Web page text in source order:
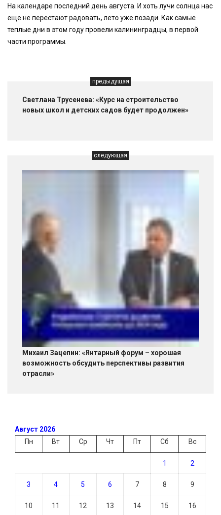
На календаре последний день августа. И хоть лучи солнца нас
еще не перестают радовать, лето уже позади. Как самые
теплые дни в этом году провели калининградцы, в первой
части программы.
предыдущая
Светлана Трусенева: «Курс на строительство
новых школ и детских садов будет продолжен»
следующая
Михаил Зацепин: «Янтарный форум – хорошая
возможность обсудить перспективы развития
отрасли»
Август 2026
Пн
Вт Ср Чт Пт Сб Вс
1 2
3 4 5 6 7 8 9
10 11 12 13 14 15 16